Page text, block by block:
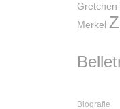
Merkel
Biografie